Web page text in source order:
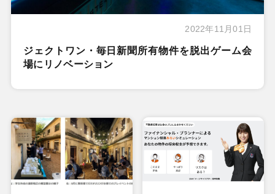
2022年11月01日
ジェクトワン・毎日新聞所有物件を脱出ゲーム会
場にリノベーション